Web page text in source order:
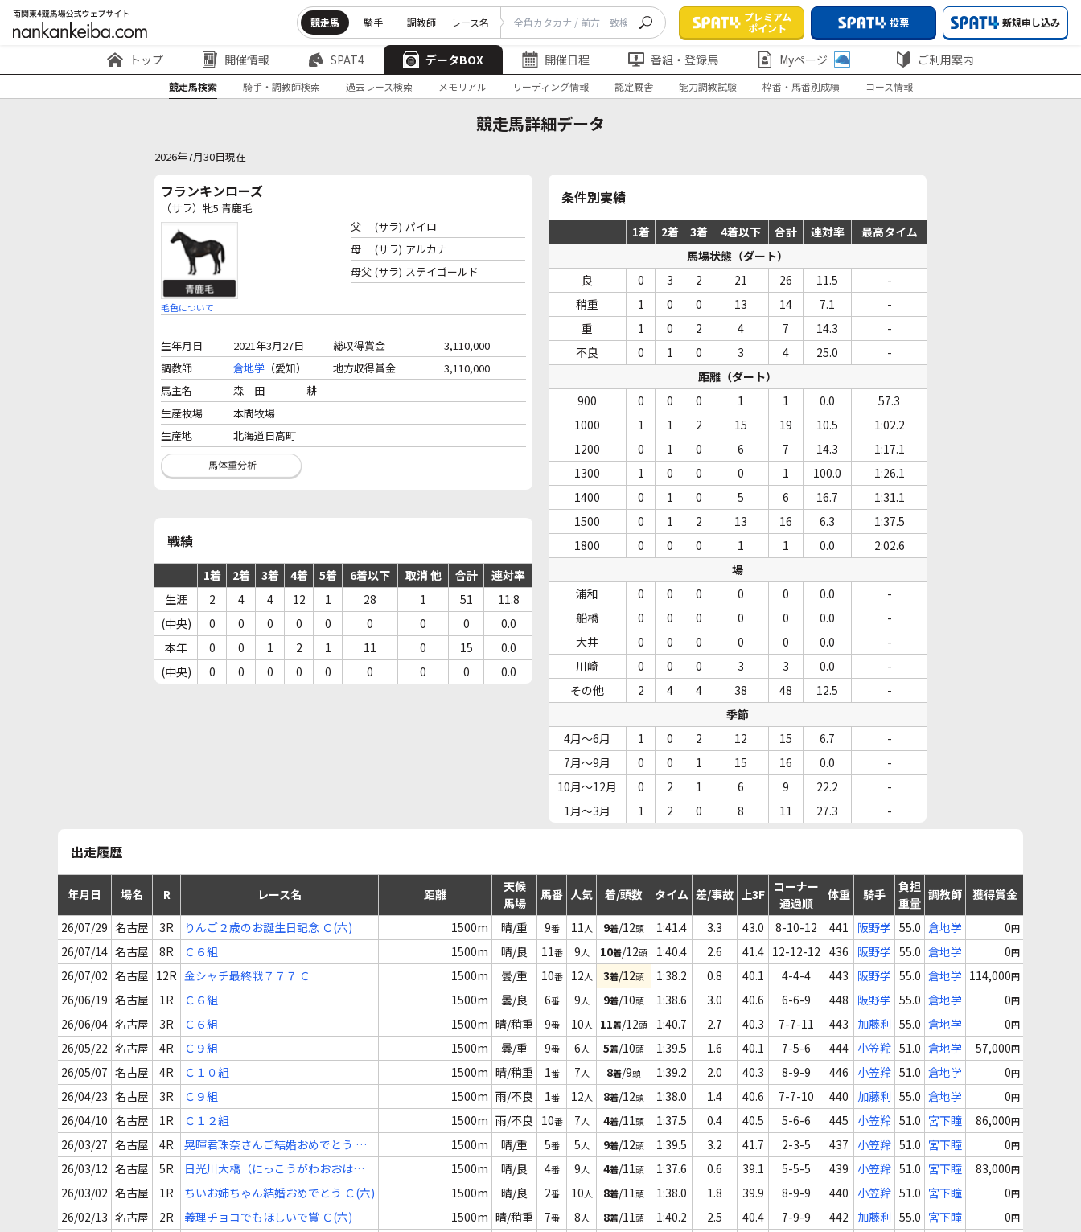
競走馬 騎手 調教師 レース名
プレミアム
ポイント
投票 新規申し込み
トップ 開催情報 SPAT4 データBOX 開催日程 番組・登録馬 Myページ ご利用案内
競走馬検索 騎手・調教師検索 過去レース検索 メモリアル リーディング情報 認定厩舎 能力調教試験 枠番・馬番別成績 コース情報
競走馬詳細データ
2026年7月30日現在
フランキンローズ
（サラ）牝5 青鹿毛
毛色について
父 (サラ) パイロ
母
(サラ) アルカナ
母父 (サラ) ステイゴールド
生年月日 2021年3月27日 総収得賞金
3,110,000
調教師
倉地学 （愛知） 地方収得賞金
3,110,000
馬主名
森 田 耕
生産牧場
本間牧場
生産地
北海道日高町
戦績
1着 2着 3着 4着 5着 6着以下 取消 他 合計
連対率
生涯
2 4 4 12 1 28 1 51
11.8
(中央)
0 0 0 0 0 0 0 0
0.0
本年
0 0 1 2 1 11 0 15
0.0
(中央)
0 0 0 0 0 0 0 0 0.0
条件別実績
1着 2着 3着 4着以下 合計 連対率
最高タイム
馬場状態（ダート）
良
0 3 2 21 26 11.5
-
稍重
1 0 0 13 14 7.1
-
重
1 0 2 4 7 14.3
-
不良
0 1 0 3 4 25.0
-
距離（ダート）
900
0 0 0 1 1 0.0
57.3
1000
1 1 2 15 19 10.5
1:02.2
1200
0 1 0 6 7 14.3
1:17.1
1300
1 0 0 0 1 100.0
1:26.1
1400
0 1 0 5 6 16.7
1:31.1
1500
0 1 2 13 16 6.3
1:37.5
1800
0 0 0 1 1 0.0
2:02.6
場
浦和
0 0 0 0 0 0.0
-
船橋
0 0 0 0 0 0.0
-
大井
0 0 0 0 0 0.0
-
川崎
0 0 0 3 3 0.0
-
その他
2 4 4 38 48 12.5
-
季節
4月～6月
1 0 2 12 15 6.7
-
7月～9月
0 0 1 15 16 0.0
-
10月～12月
0 2 1 6 9 22.2
-
1月～3月
1 2 0 8 11 27.3 -
出走履歴
年月日 場名 R レース名 距離
天候
馬場
馬番 人気 着/頭数 タイム 差/事故 上3F コーナー
通過順
体重 騎手
負担
重量
調教師 獲得賞金
26/07/29 名古屋 3R りんご２歳のお誕生日記念 Ｃ(六) 1500m 晴/重 9番 11人 9着/12頭 1:41.4 3.3 43.0 8-10-12 441 阪野学 55.0 倉地学 0円
26/07/14 名古屋 8R Ｃ６組 1500m 晴/良 11番 9人 10着/12頭 1:40.4 2.6 41.4 12-12-12 436 阪野学 55.0 倉地学 0円
26/07/02 名古屋 12R 金シャチ最終戦７７７ Ｃ 1500m 曇/重 10番 12人 3着/12頭 1:38.2 0.8 40.1 4-4-4 443 阪野学 55.0 倉地学 114,000円
26/06/19 名古屋 1R Ｃ６組 1500m 曇/良 6番 9人 9着/10頭 1:38.6 3.0 40.6 6-6-9 448 阪野学 55.0 倉地学 0円
26/06/04 名古屋 3R Ｃ６組 1500m 晴/稍重 9番 10人 11着/12頭 1:40.7 2.7 40.3 7-7-11 443 加藤利 55.0 倉地学 0円
26/05/22 名古屋 4R Ｃ９組 1500m 曇/重 9番 6人 5着/10頭 1:39.5 1.6 40.1 7-5-6 444 小笠羚 51.0 倉地学 57,000円
26/05/07 名古屋 4R Ｃ１０組 1500m 晴/稍重 1番 7人 8着/9頭 1:39.2 2.0 40.3 8-9-9 446 小笠羚 51.0 倉地学 0円
26/04/23 名古屋 3R Ｃ９組 1500m 雨/不良 1番 12人 8着/12頭 1:38.0 1.4 40.6 7-7-10 440 加藤利 55.0 倉地学 0円
26/04/10 名古屋 1R Ｃ１２組 1500m 雨/不良 10番 7人 4着/11頭 1:37.5 0.4 40.5 5-6-6 445 小笠羚 51.0 宮下瞳 86,000円
26/03/27 名古屋 4R
晃暉君珠奈さんご結婚おめでとう Ｃ
(五)
1500m 晴/重 5番 5人 9着/12頭 1:39.5 3.2 41.7 2-3-5 437 小笠羚 51.0 宮下瞳 0円
26/03/12 名古屋 5R
日光川大橋（にっこうがわおおは
し）賞 Ｃ(六)
1500m 晴/良 4番 9人 4着/11頭 1:37.6 0.6 39.1 5-5-5 439 小笠羚 51.0 宮下瞳 83,000円
26/03/02 名古屋 1R ちいお姉ちゃん結婚おめでとう Ｃ(六) 1500m 晴/良 2番 10人 8着/11頭 1:38.0 1.8 39.9 8-9-9 440 小笠羚 51.0 宮下瞳 0円
26/02/13 名古屋 2R 義理チョコでもほしいで賞 Ｃ(六) 1500m 晴/稍重 7番 8人 8着/11頭 1:40.2 2.5 40.4 7-9-9 442 加藤利 55.0 宮下瞳 0円